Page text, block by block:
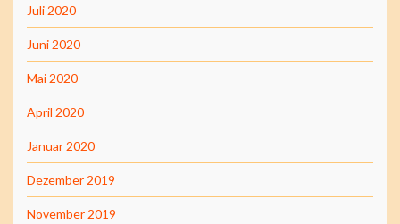
Juli 2020
Juni 2020
Mai 2020
April 2020
Januar 2020
Dezember 2019
November 2019